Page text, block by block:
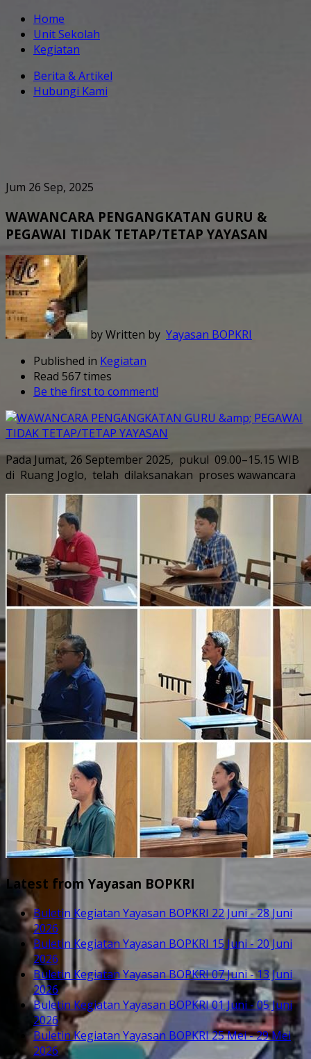
Home
Unit Sekolah
Kegiatan
Berita & Artikel
Hubungi Kami
Jum 26 Sep, 2025
WAWANCARA PENGANGKATAN GURU &
PEGAWAI TIDAK TETAP/TETAP YAYASAN
by Written by Yayasan BOPKRI
Published in Kegiatan
Read 567 times
Be the first to comment!
Pada Jumat, 26 September 2025, pukul 09.00–15.15 WIB
di Ruang Joglo, telah dilaksanakan proses wawancara
Latest from Yayasan BOPKRI
Buletin Kegiatan Yayasan BOPKRI 22 Juni - 28 Juni
2026
Buletin Kegiatan Yayasan BOPKRI 15 Juni - 20 Juni
2026
Buletin Kegiatan Yayasan BOPKRI 07 Juni - 13 Juni
2026
Buletin Kegiatan Yayasan BOPKRI 01 Juni - 05 Juni
2026
Buletin Kegiatan Yayasan BOPKRI 25 Mei - 29 Mei
2026